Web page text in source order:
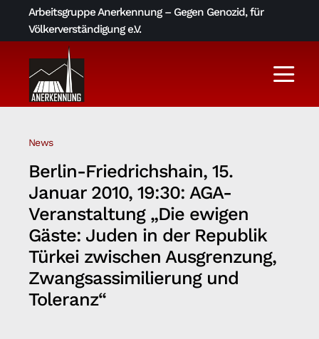
Arbeitsgruppe Anerkennung – Gegen Genozid, für
Völkerverständigung e.V.
Über uns
AGA-Archiv
Literatur und Links
News
Berlin-Friedrichshain, 15.
Januar 2010, 19:30: AGA-
Veranstaltung „Die ewigen
Gäste: Juden in der Republik
Türkei zwischen Ausgrenzung,
Zwangsassimilierung und
Toleranz“